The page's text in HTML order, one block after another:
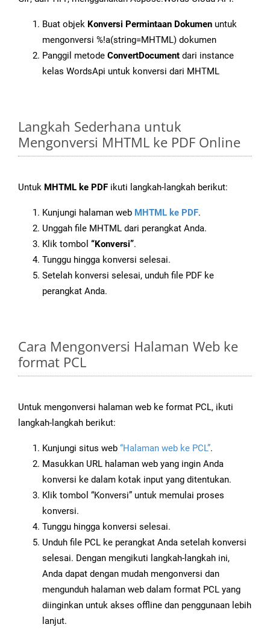
Buat objek Konversi Permintaan Dokumen untuk
mengonversi %!a(string=MHTML) dokumen
Panggil metode ConvertDocument dari instance
kelas WordsApi untuk konversi dari MHTML
Langkah Sederhana untuk
Mengonversi MHTML ke PDF Online
Untuk MHTML ke PDF ikuti langkah-langkah berikut:
Kunjungi halaman web MHTML ke PDF.
Unggah file MHTML dari perangkat Anda.
Klik tombol “Konversi”.
Tunggu hingga konversi selesai.
Setelah konversi selesai, unduh file PDF ke
perangkat Anda.
Cara Mengonversi Halaman Web ke
format PCL
Untuk mengonversi halaman web ke format PCL, ikuti
langkah-langkah berikut:
Kunjungi situs web “Halaman web ke PCL”.
Masukkan URL halaman web yang ingin Anda
konversi ke dalam kotak input yang ditentukan.
Klik tombol “Konversi” untuk memulai proses
konversi.
Tunggu hingga konversi selesai.
Unduh file PCL ke perangkat Anda setelah konversi
selesai. Dengan mengikuti langkah-langkah ini,
Anda dapat dengan mudah mengonversi dan
mengunduh halaman web dalam format PCL yang
diinginkan untuk akses offline dan penggunaan lebih
lanjut.